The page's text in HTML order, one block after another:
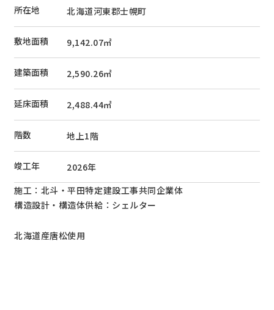
所在地 北海道河東郡士幌町
敷地面積 9,142.07㎡
建築面積 2,590.26㎡
延床面積 2,488.44㎡
階数 地上1階
竣工年 2026年
施工：北斗・平田特定建設工事共同企業体
構造設計・構造体供給：シェルター
北海道産唐松使用